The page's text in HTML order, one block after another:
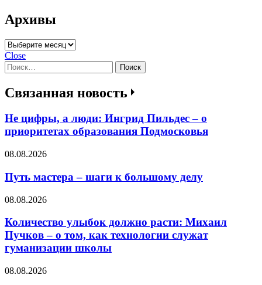
Архивы
Архивы
Close
Найти:
Связанная новость
Не цифры, а люди: Ингрид Пильдес – о
приоритетах образования Подмосковья
08.08.2026
Путь мастера – шаги к большому делу
08.08.2026
Количество улыбок должно расти: Михаил
Пучков – о том, как технологии служат
гуманизации школы
08.08.2026